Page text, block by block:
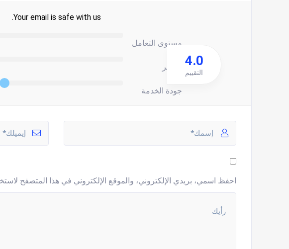
Your email is safe with us.
مستوى التعامل
السعر
جودة الخدمة
4.0
التقييم
احفظ اسمي، بريدي الإلكتروني، والموقع الإلكتروني في هذا المتصفح